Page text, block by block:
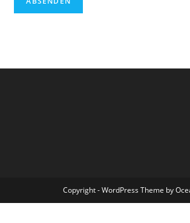
Copyright - WordPress Theme by